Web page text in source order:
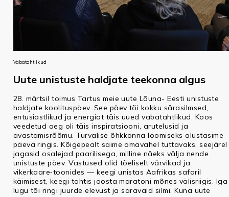
Vabatahtlikud
Uute unistuste haldjate teekonna algus
28. märtsil toimus Tartus meie uute Lõuna- Eesti unistuste
haldjate koolituspäev. See päev tõi kokku särasilmsed,
entusiastlikud ja energiat täis uued vabatahtlikud. Koos
veedetud aeg oli täis inspiratsiooni, arutelusid ja
avastamisrõõmu. Turvalise õhkkonna loomiseks alustasime
päeva ringis. Kõigepealt saime omavahel tuttavaks, seejärel
jagasid osalejad paarilisega, milline näeks välja nende
unistuste päev. Vastused olid tõeliselt värvikad ja
vikerkaare‑toonides — keegi unistas Aafrikas safaril
käimisest, keegi tahtis joosta maratoni mõnes välisriigis. Iga
lugu tõi ringi juurde elevust ja säravaid silmi. Kuna uute